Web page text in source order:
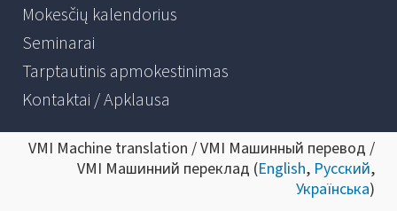
Mokesčių kalendorius
Seminarai
Tarptautinis apmokestinimas
Kontaktai / Apklausa
VMI Machine translation / VMI Машинный перевод /
VMI Машинний переклад (English, Русский,
Українська)